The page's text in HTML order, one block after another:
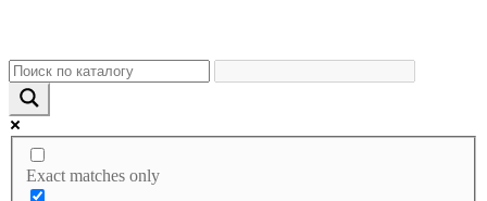
Exact matches only